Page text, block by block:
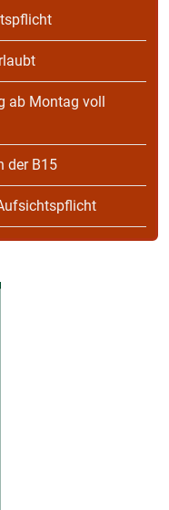
ab Montag voll
der B15